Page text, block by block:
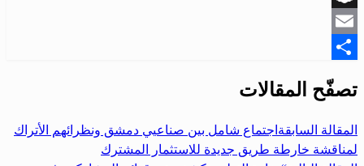
Snapchat
Email
تصفّح المقالات
المقالة السابقة اجتماع شامل بين صناعيي دمشق ونظرائهم الأتراك
لمناقشة خارطة طريق جديدة للاستثمار المشترك